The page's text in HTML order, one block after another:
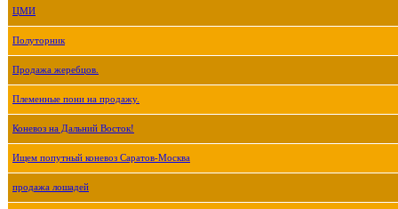
ЦМИ
Полуторник
Продажа жеребцов.
Племенные пони на продажу.
Коневоз на Дальний Восток!
Ищем попутный коневоз Саратов-Москва
продажа лошадей